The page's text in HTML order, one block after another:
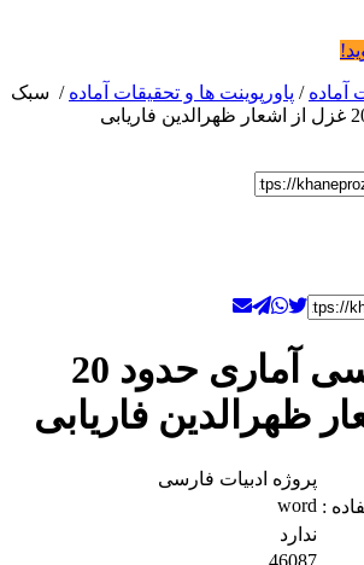
آماده / پاورپوینت ها و تحقیقات آماده / سبک
سبک شناسی آماری حدود 20
ظهرالدین فاریابی
پروژه ادبیات فارسی
:
word
ندارد
46087